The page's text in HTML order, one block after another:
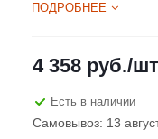
ПОДРОБНЕЕ
4 358 руб./шт
Есть в наличии
Самовывоз: 13